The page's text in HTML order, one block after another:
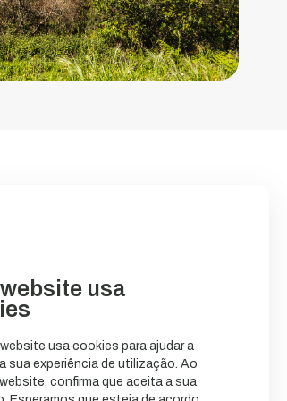
usa
usa cookies para ajudar a
sua experiência de utilização. Ao
confirma que aceita a sua
Vouga